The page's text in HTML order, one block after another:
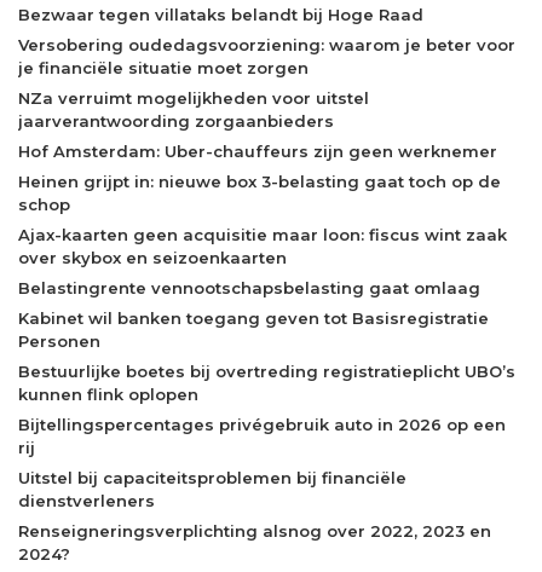
Bezwaar tegen villataks belandt bij Hoge Raad
Versobering oudedagsvoorziening: waarom je beter voor
je financiële situatie moet zorgen
NZa verruimt mogelijkheden voor uitstel
jaarverantwoording zorgaanbieders
Hof Amsterdam: Uber-chauffeurs zijn geen werknemer
Heinen grijpt in: nieuwe box 3-belasting gaat toch op de
schop
Ajax-kaarten geen acquisitie maar loon: fiscus wint zaak
over skybox en seizoenkaarten
Belastingrente vennootschapsbelasting gaat omlaag
Kabinet wil banken toegang geven tot Basisregistratie
Personen
Bestuurlijke boetes bij overtreding registratieplicht UBO’s
kunnen flink oplopen
Bijtellingspercentages privégebruik auto in 2026 op een
rij
Uitstel bij capaciteitsproblemen bij financiële
dienstverleners
Renseigneringsverplichting alsnog over 2022, 2023 en
2024?